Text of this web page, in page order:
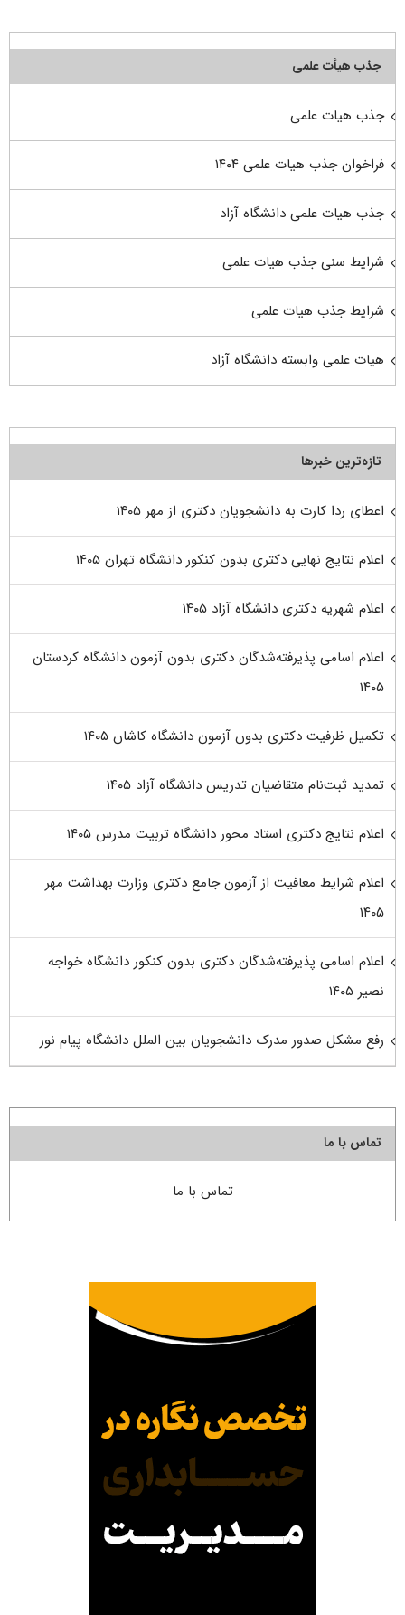
جذب هیأت علمی
جذب هیات علمی
فراخوان جذب هیات علمی ۱۴۰۴
جذب هیات علمی دانشگاه آزاد
شرایط سنی جذب هیات علمی
شرایط جذب هیات علمی
هیات علمی وابسته دانشگاه آزاد
تازه‌ترین خبرها
اعطای ردا کارت به دانشجویان دکتری از مهر ۱۴۰۵
اعلام نتایج نهایی دکتری بدون کنکور دانشگاه تهران ۱۴۰۵
اعلام شهریه دکتری دانشگاه آزاد ۱۴۰۵
اعلام اسامی پذیرفته‌شدگان دکتری بدون آزمون دانشگاه کردستان
۱۴۰۵
تکمیل ظرفیت دکتری بدون آزمون دانشگاه کاشان ۱۴۰۵
تمدید ثبت‌نام متقاضیان تدریس دانشگاه آزاد ۱۴۰۵
اعلام نتایج دکتری استاد محور دانشگاه تربیت مدرس ۱۴۰۵
اعلام شرایط معافیت از آزمون جامع دکتری وزارت بهداشت مهر
۱۴۰۵
اعلام اسامی پذیرفته‌شدگان دکتری بدون کنکور دانشگاه خواجه
نصیر ۱۴۰۵
رفع مشکل صدور مدرک دانشجویان بین الملل دانشگاه پیام نور
تماس با ما
تماس با ما